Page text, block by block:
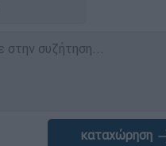
καταχώρηση